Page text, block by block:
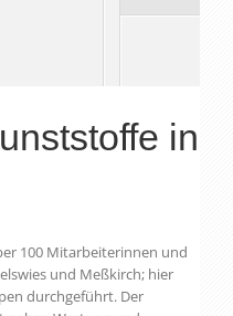
1977 1982 1986
in
100 Mitarbeiterinnen und
und Meßkirch; hier
durchgeführt. Der